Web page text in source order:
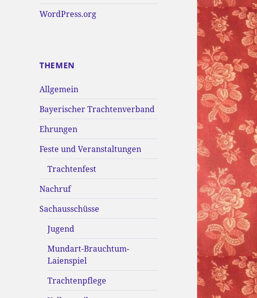
WordPress.org
THEMEN
Allgemein
Bayerischer Trachtenverband
Ehrungen
Feste und Veranstaltungen
Trachtenfest
Nachruf
Sachausschüsse
Jugend
Mundart-Brauchtum-
Laienspiel
Trachtenpflege